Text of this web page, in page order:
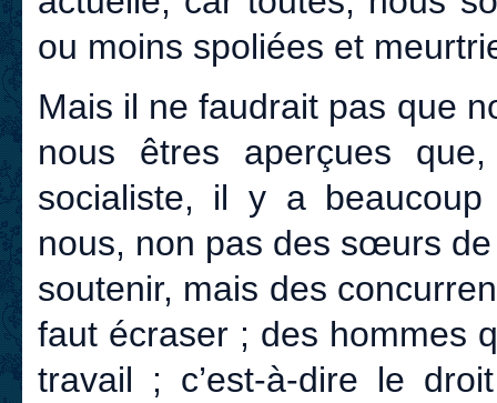
ou moins spoliées et
Mais il ne faudrait pas que
nous êtres aperçues
socialiste, il y a beaucoup
nous, non pas des sœurs
soutenir, mais des
faut écraser ; des hommes
travail ; c’est-à-dire le